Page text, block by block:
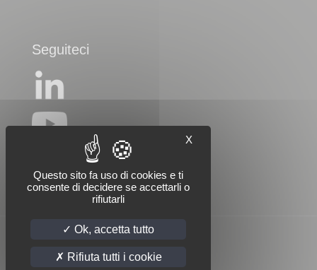
Seguiteci
X
Questo sito fa uso di cookies e ti
consente di decidere se accettarli o
rifiutarli
Ok, accetta tutto
Rifiuta tutti i cookie